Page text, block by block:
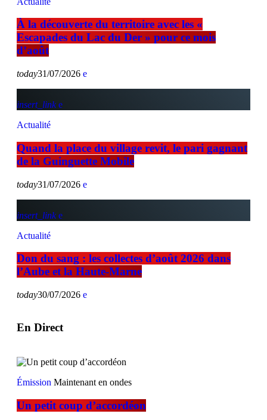
À la découverte du territoire avec les «
Escapades du Lac du Der » pour ce mois
d’août
today31/07/2026
insert_link
Actualité
Quand la place du village revit, le pari gagnant
de la Guinguette Mobile
today31/07/2026
insert_link
Actualité
Don du sang : les collectes d’août 2026 dans
l’Aube et la Haute-Marne
today30/07/2026
En Direct
Émission Maintenant en ondes
Un petit coup d’accordéon